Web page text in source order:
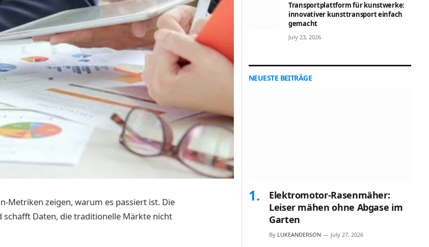
Metriken zeigen, warum es passiert ist. Die
schafft Daten, die traditionelle Märkte nicht
Transportplattform für kunstwerke:
innovativer kunsttransport einfach
gemacht
July 23, 2026
NEUESTE BEITRÄGE
Elektromotor-Rasenmäher:
Leiser mähen ohne Abgase im
Garten
By LUKEANDERSON July 27, 2026